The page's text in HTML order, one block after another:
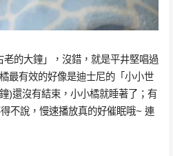
的大鐘」，沒錯，就是平井堅唱過
最有效的好像是迪士尼的「小小世
)還沒有結束，小小橘就睡著了；有
不說，慢速播放真的好催眠哦~ 連